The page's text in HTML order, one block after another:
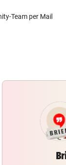
Team per Mail